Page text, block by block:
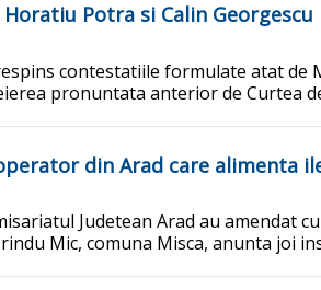
Potra si Calin
contestatiile formulate atat
pronuntata anterior de Curtea
din Arad care alimenta
Judetean Arad au amendat
Mic, comuna Misca, anunta joi